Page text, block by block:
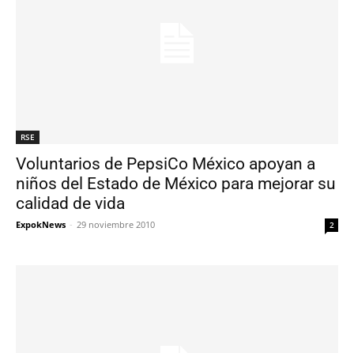
RSE
Voluntarios de PepsiCo México apoyan a
niños del Estado de México para mejorar su
calidad de vida
ExpokNews - 29 noviembre 2010 2